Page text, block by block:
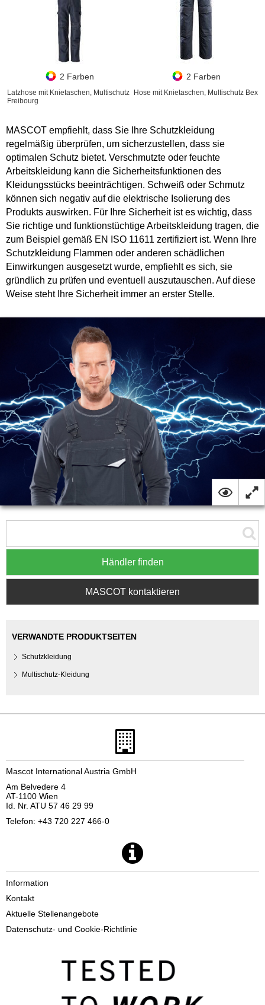
2 Farben
Latzhose mit Knietaschen, Multischutz
Freibourg
2 Farben
Hose mit Knietaschen, Multischutz Bex
MASCOT empfiehlt, dass Sie Ihre Schutzkleidung
regelmäßig überprüfen, um sicherzustellen, dass sie
optimalen Schutz bietet. Verschmutzte oder feuchte
Arbeitskleidung kann die Sicherheitsfunktionen des
Kleidungsstücks beeinträchtigen. Schweiß oder Schmutz
können sich negativ auf die elektrische Isolierung des
Produkts auswirken. Für Ihre Sicherheit ist es wichtig, dass
Sie richtige und funktionstüchtige Arbeitskleidung tragen, die
zum Beispiel gemäß EN ISO 11611 zertifiziert ist. Wenn Ihre
Schutzkleidung Flammen oder anderen schädlichen
Einwirkungen ausgesetzt wurde, empfiehlt es sich, sie
gründlich zu prüfen und eventuell auszutauschen. Auf diese
Weise steht Ihre Sicherheit immer an erster Stelle.
Händler finden
MASCOT kontaktieren
VERWANDTE PRODUKTSEITEN
Schutzkleidung
Multischutz-Kleidung
Mascot International Austria GmbH
Am Belvedere 4
AT-1100 Wien
Id. Nr. ATU 57 46 29 99
Telefon: +43 720 227 466-0
Information
Kontakt
Aktuelle Stellenangebote
Datenschutz- und Cookie-Richtlinie